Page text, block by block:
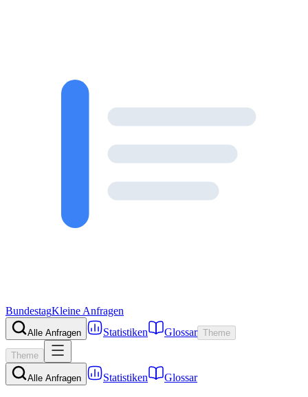
BundestagKleine Anfragen
Alle Anfragen Statistiken Glossar Theme
Theme
Alle Anfragen Statistiken Glossar